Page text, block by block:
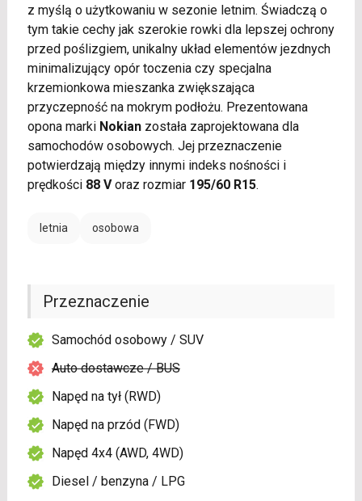
z myślą o użytkowaniu w sezonie letnim. Świadczą o
tym takie cechy jak szerokie rowki dla lepszej ochrony
przed poślizgiem, unikalny układ elementów jezdnych
minimalizujący opór toczenia czy specjalna
krzemionkowa mieszanka zwiększająca
przyczepność na mokrym podłożu. Prezentowana
opona marki Nokianzostała zaprojektowana dla
samochodów osobowych. Jej przeznaczenie
potwierdzają między innymi indeks nośności i
prędkości 88 Voraz rozmiar 195/60 R15.
letnia osobowa
Przeznaczenie
Samochód osobowy / SUV
Auto dostawcze / BUS
Napęd na tył (RWD)
Napęd na przód (FWD)
Napęd 4x4 (AWD, 4WD)
Diesel / benzyna / LPG